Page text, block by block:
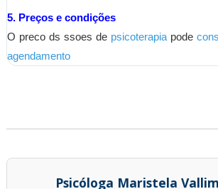
5. Preços e condições
O preco ds ssoes de psicoterapia pode
agendamento
Psicóloga Maristela